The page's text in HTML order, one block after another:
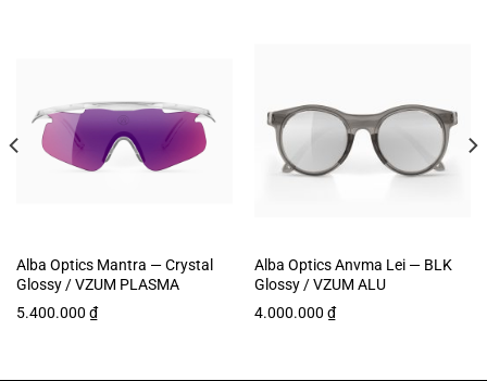
thiện với làn da và an toàn ngay cả khi sử dụng trong thời gian dài.
Nó nhẹ hơn 20% so với các vật liệu thông thường khác, có độ đàn
hồi cực tốt, không bị biến dạng khi tiếp xúc với nhiệt độ cao và cung
cấp khả năng bảo vệ tuyệt vời trước va đập và lực kéo.
Alba Optics Mantra — Crystal
Glossy / VZUM PLASMA
5.400.000 ₫
Alba Optics Anvma Lei — BLK
Glossy / VZUM ALU
4.000.000 ₫